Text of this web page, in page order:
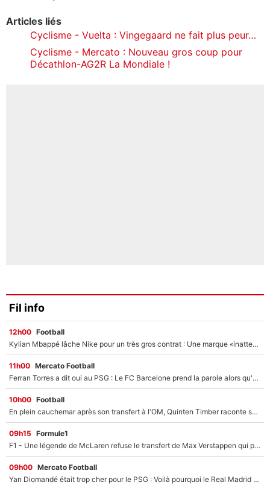
Articles liés
Cyclisme - Vuelta : Vingegaard ne fait plus peur…
Cyclisme - Mercato : Nouveau gros coup pour
Décathlon-AG2R La Mondiale !
Fil info
12h00 Football
Kylian Mbappé lâche Nike pour un très gros contrat : Une marque «inattendue» va frapper très fort
11h00 Mercato Football
Ferran Torres a dit oui au PSG : Le FC Barcelone prend la parole alors qu'un transfert de l'attaquant espagnol prend forme
10h00 Football
En plein cauchemar après son transfert à l'OM, Quinten Timber raconte ses doutes après sa signature à Marseille
09h15 Formule1
F1 - Une légende de McLaren refuse le transfert de Max Verstappen qui pourrait «faire des vagues» et plomber l'ambiance dans l'équipe
09h00 Mercato Football
Yan Diomandé était trop cher pour le PSG : Voilà pourquoi le Real Madrid a accepté de payer la somme record de 140M€ pour boucler son transfert !